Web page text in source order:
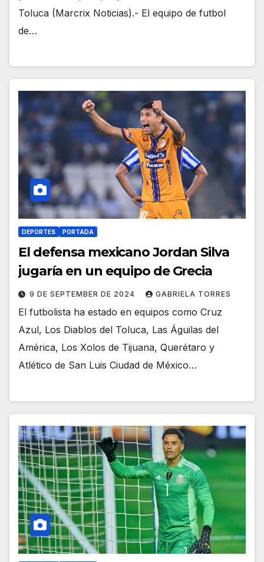
Toluca (Marcrix Noticias).- El equipo de futbol
de…
DEPORTES PORTADA
El defensa mexicano Jordan Silva
jugaría en un equipo de Grecia
9 DE SEPTEMBER DE 2024 GABRIELA TORRES
El futbolista ha estado en equipos como Cruz
Azul, Los Diablos del Toluca, Las Águilas del
América, Los Xolos de Tijuana, Querétaro y
Atlético de San Luis Ciudad de México…